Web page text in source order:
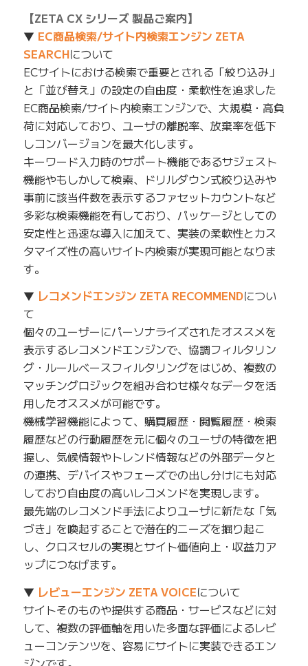
【ZETA CX シリーズ 製品ご案内】
▼ EC商品検索/サイト内検索エンジン ZETA
SEARCHについて
ECサイトにおける検索で重要とされる「絞り込み」
と「並び替え」の設定の自由度・柔軟性を追求した
EC商品検索/サイト内検索エンジンで、大規模・高負
荷に対応しており、ユーザの離脱率、放棄率を低下
しコンバージョンを最大化します。
キーワード入力時のサポート機能であるサジェスト
機能やもしかして検索、ドリルダウン式絞り込みや
事前に該当件数を表示するファセットカウントなど
多彩な検索機能を有しており、パッケージとしての
安定性と迅速な導入に加えて、実装の柔軟性とカス
タマイズ性の高いサイト内検索が実現可能となりま
す。
▼ レコメンドエンジン ZETA RECOMMENDについ
て
個々のユーザーにパーソナライズされたオススメを
表示するレコメンドエンジンで、協調フィルタリン
グ・ルールベースフィルタリングをはじめ、複数の
マッチングロジックを組み合わせ様々なデータを活
用したオススメが可能です。
機械学習機能によって、購買履歴・閲覧履歴・検索
履歴などの行動履歴を元に個々のユーザの特徴を把
握し、気候情報やトレンド情報などの外部データと
の連携、デバイスやフェーズでの出し分けにも対応
しており自由度の高いレコメンドを実現します。
最先端のレコメンド手法によりユーザに新たな「気
づき」を喚起することで潜在的ニーズを掘り起こ
し、クロスセルの実現とサイト価値向上・収益力ア
ップにつなげます。
▼ レビューエンジン ZETA VOICEについて
サイトそのものや提供する商品・サービスなどに対
して、複数の評価軸を用いた多面な評価によるレビ
ューコンテンツを、容易にサイトに実装できるエン